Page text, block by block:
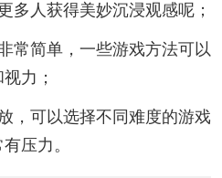
多人获得美妙沉浸观感呢；
常简单，一些游戏方法可以
力；
，可以选择不同难度的游戏
压力。